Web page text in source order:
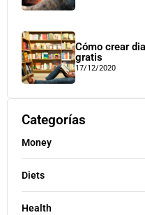
Cómo crear
gratis
17/12/2020
Categorías
Money
Diets
Health